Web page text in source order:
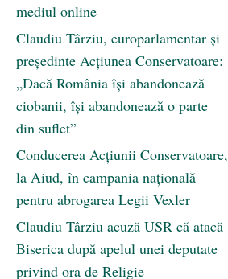
mediul online
Claudiu Târziu, europarlamentar și
președinte Acțiunea Conservatoare:
„Dacă România își abandonează
ciobanii, își abandonează o parte
din suflet”
Conducerea Acțiunii Conservatoare,
la Aiud, în campania națională
pentru abrogarea Legii Vexler
Claudiu Târziu acuză USR că atacă
Biserica după apelul unei deputate
privind ora de Religie